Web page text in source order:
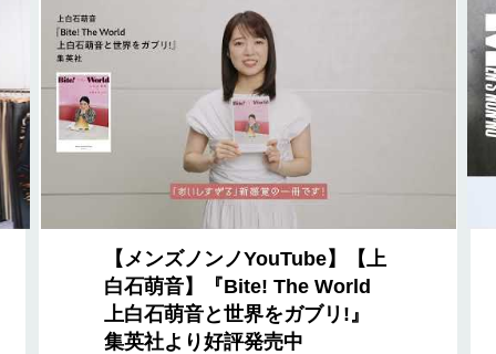
【メンズノンノYouTube】【上
白石萌音】『Bite! The World
上白石萌音と世界をガブリ!』
集英社より好評発売中